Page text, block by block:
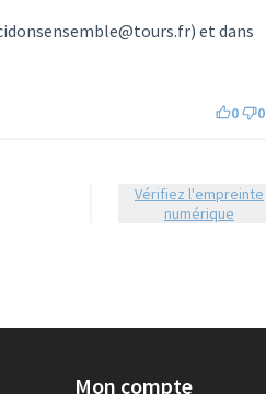
et dans
0 0
Vérifiez l'empreinte
numérique
Mon compte